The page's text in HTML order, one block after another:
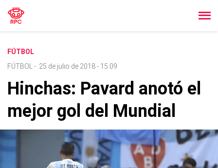
FÚTBOL
FÚTBOL
- 25 de julio de 2018 - 15:09
Hinchas: Pavard anotó el
mejor gol del Mundial